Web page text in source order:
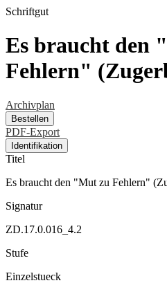
Schriftgut
Es braucht den
Fehlern"
Archivplan
Bestellen
PDF-Export
Identifikation
Titel
Es braucht den "Mut zu Fehlern"
Signatur
ZD.17.0.016_4.2
Stufe
Einzelstueck